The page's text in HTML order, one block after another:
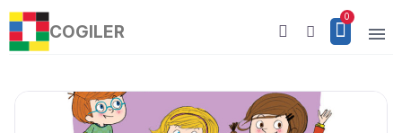
COGILER